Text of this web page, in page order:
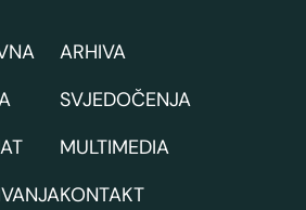
ARHIVA
SVJEDOČENJA
MULTIMEDIA
KONTAKT